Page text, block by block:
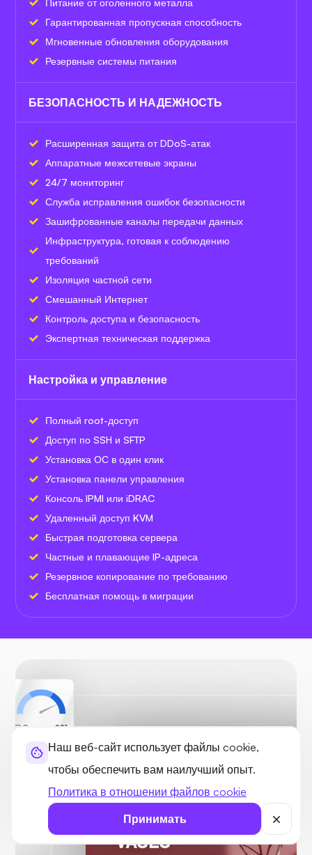
Наш веб-сайт использует файлы cookie,
чтобы обеспечить вам наилучший опыт.
Политика в отношении файлов cookie
Принимать
Гарантированная пропускная способность
Мгновенные обновления оборудования
Резервные системы питания
БЕЗОПАСНОСТЬ И НАДЕЖНОСТЬ
Расширенная защита от DDoS-атак
Аппаратные межсетевые экраны
24/7 мониторинг
Служба исправления ошибок безопасности
Зашифрованные каналы передачи данных
Инфраструктура, готовая к соблюдению
требований
Изоляция частной сети
Смешанный Интернет
Контроль доступа и безопасность
Экспертная техническая поддержка
Настройка и управление
Полный root-доступ
Доступ по SSH и SFTP
Установка ОС в один клик
Установка панели управления
Консоль IPMI или iDRAC
Удаленный доступ KVM
Быстрая подготовка сервера
Частные и плавающие IP-адреса
Резервное копирование по требованию
Бесплатная помощь в миграции
Скорость 99.1